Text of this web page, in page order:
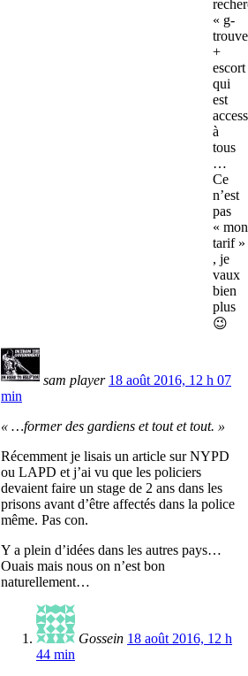
« g-
trouve
+
qui
est
à
tous
…
Ce
n’est
pas
« mon
tarif »
, je
vaux
bien
plus
😉
sam player 18 août 2016, 12 h 07
min
« …former des gardiens et tout et tout. »
Récemment je lisais un article sur NYPD
ou LAPD et j’ai vu que les policiers
devaient faire un stage de 2 ans dans les
prisons avant d’être affectés dans la police
même. Pas con.
Y a plein d’idées dans les autres pays…
Ouais mais nous on n’est bon
naturellement…
Gossein 18 août 2016, 12 h
44 min